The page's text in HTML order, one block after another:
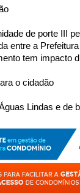
de porte III
entre a
tem impacto
o cidadão
Lindas e